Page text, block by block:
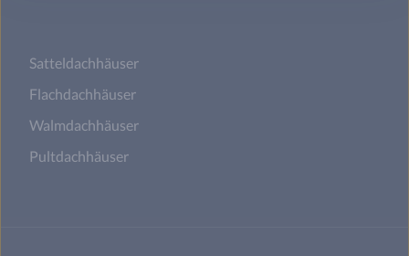
Satteldachhäuser
Flachdachhäuser
Walmdachhäuser
Pultdachhäuser